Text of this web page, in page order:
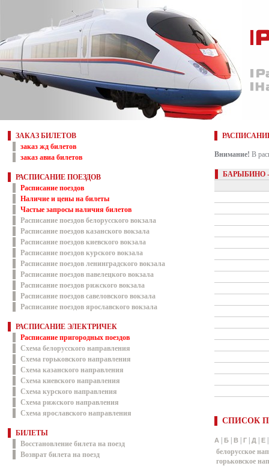
ЗАКАЗ БИЛЕТОВ
заказ жд билетов
заказ авиа билетов
РАСПИСАНИЕ ПОЕЗДОВ
Расписание поездов
Наличие и цены на билеты
Частые запросы наличия билетов
Расписание поездов белорусского вокзала
Расписание поездов казанского вокзала
Расписание поездов киевского вокзала
Расписание поездов курского вокзала
Расписание поездов ленинградского вокзала
Расписание поездов павелецкого вокзала
Расписание поездов рижского вокзала
Расписание поездов савеловского вокзала
Расписание поездов ярославского вокзала
РАСПИСАНИЕ ЭЛЕКТРИЧЕК
Расписание пригородных поездов
Схема белорусского направления
Схема горьковского направления
Схема казанского направления
Схема киевского направления
Схема курского направления
Схема рижского направления
Схема ярославского направления
БИЛЕТЫ
Восстановление билета на поезд
Возврат билета на поезд
Внимание! В
БАРЫБИНО
СПИСОК
А Б В Г Д Е
белорусское
горьковское